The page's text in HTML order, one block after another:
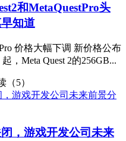
和MetaQuestPro头
知道
价格大幅下调 新价格公布
，Meta Quest 2的256GB...
（5）
，游戏开发公司未来